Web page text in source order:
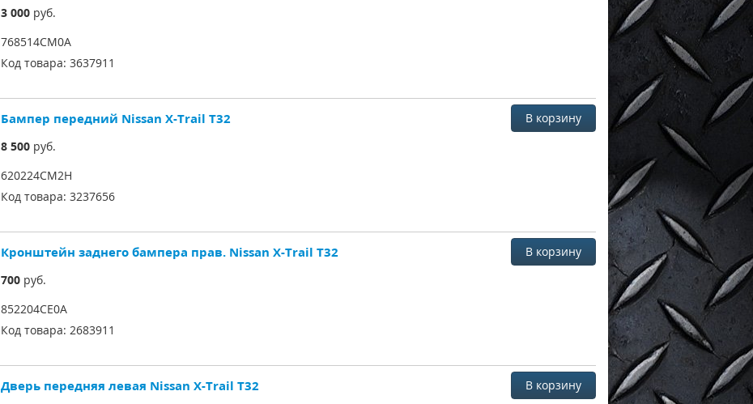
3 000руб.
768514CM0A
Код товара: 3637911
Бампер передний Nissan X-Trail T32
8 500руб.
620224CM2H
Код товара: 3237656
В корзину
Кронштейн заднего бампера прав. Nissan X-Trail T32
700руб.
852204CE0A
Код товара: 2683911
В корзину
Дверь передняя левая Nissan X-Trail T32 В корзину